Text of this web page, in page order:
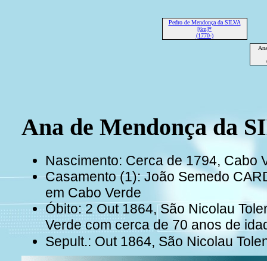
Pedro de Mendonça da SILVA
[6m]*
(1770-)
Ana de Mendonça da
Nascimento: Cerca de 1794, Cabo
Casamento (1): João Semedo
em Cabo Verde
Óbito: 2 Out 1864, São Nicolau
Verde com cerca de 70 anos de
Sepult.: Out 1864, São Nicolau